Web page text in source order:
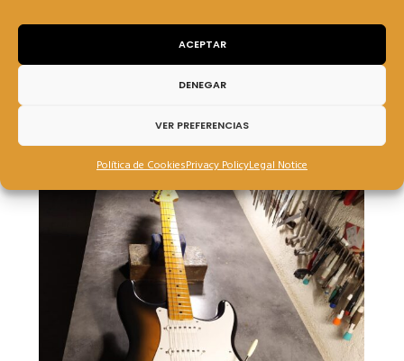
ACEPTAR
DENEGAR
VER PREFERENCIAS
Política de CookiesPrivacy PolicyLegal Notice